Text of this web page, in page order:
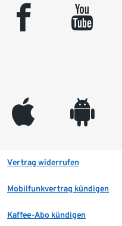
facebook youtube
appleinc android
Vertrag widerrufen
Mobilfunkvertrag kündigen
Kaffee-Abo kündigen